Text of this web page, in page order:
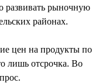
развивать рыночную
районах.
цен на продукты по
лишь отсрочка. Во